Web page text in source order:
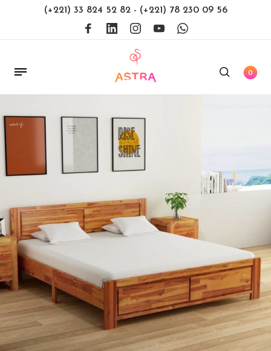
(+221) 33 824 52 82 - (+221) 78 230 09 56
0